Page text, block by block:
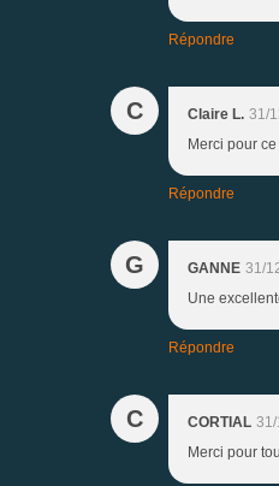
Répondre
C Claire L. 31/
Merci pour
Répondre
G GANNE 31/
Une
Répondre
C CORTIAL
Merci pour